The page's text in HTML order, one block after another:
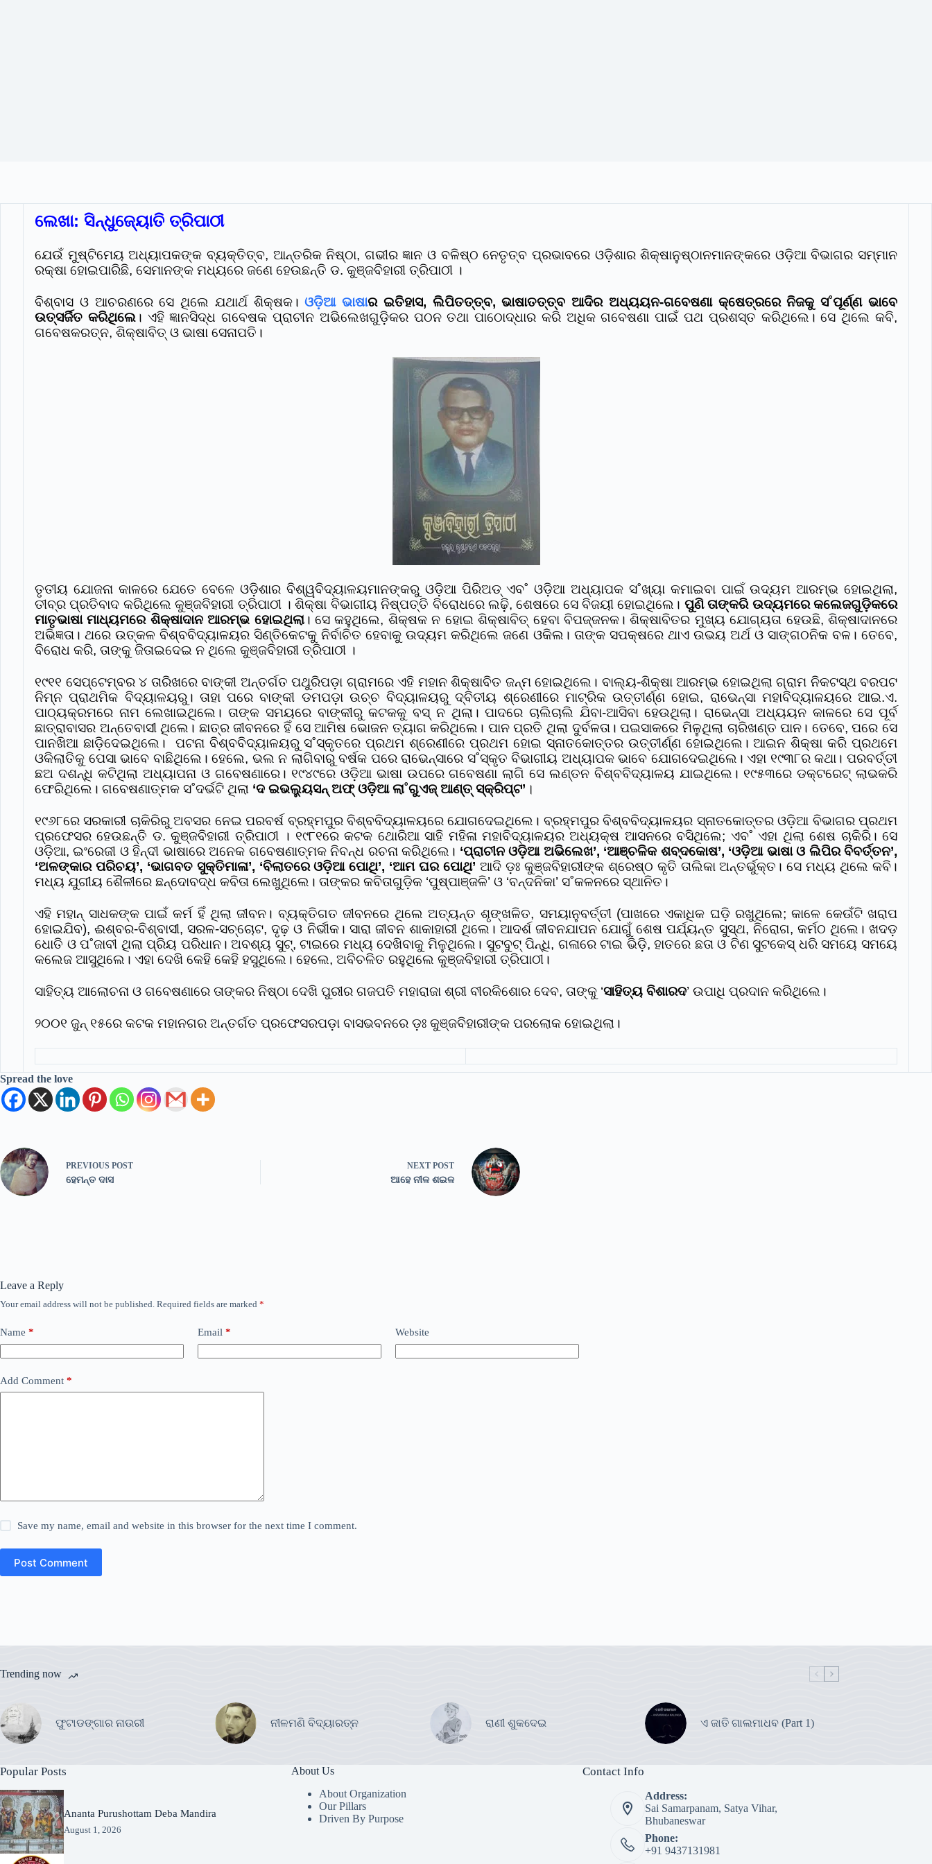
ଲେଖା: ସିନ୍ଧୁଜ୍ୟୋତି ତ୍ରିପାଠୀ
ଯେଉଁ ମୁଷ୍ଟିମେୟ ଅଧ୍ୟାପକଙ୍କ ବ୍ୟକ୍ତିତ୍ବ, ଆନ୍ତରିକ ନିଷ୍ଠା, ଗଭୀର ଜ୍ଞାନ ଓ ବଳିଷ୍ଠ ନେତୃତ୍ବ ପ୍ରଭାବରେ ଓଡ଼ିଶାର ଶିକ୍ଷାନୁଷ୍ଠାନମାନଙ୍କରେ ଓଡ଼ିଆ ବିଭାଗର ସମ୍ମାନ
ରକ୍ଷା ହୋଇପାରିଛି, ସେମାନଙ୍କ ମଧ୍ୟରେ ଜଣେ ହେଉଛନ୍ତି ଡ. କୁଞ୍ଜବିହାରୀ ତ୍ରିପାଠୀ ।
ବିଶ୍ବାସ ଓ ଆଚରଣରେ ସେ ଥିଲେ ଯଥାର୍ଥ ଶିକ୍ଷକ।ଓଡ଼ିଆ ଭାଷାର ଇତିହାସ, ଲିପିତତ୍ତ୍ବ, ଭାଷାତତ୍ତ୍ବ ଆଦିର ଅଧ୍ୟୟନ-ଗବେଷଣା କ୍ଷେତ୍ରରେ ନିଜକୁ ସ˚ପୂର୍ଣ୍ଣ ଭାବେ
ଉତ୍ସର୍ଜିତ କରିଥିଲେ। ଏହି ଜ୍ଞାନସିଦ୍ଧ ଗବେଷକ ପ୍ରାଚୀନ ଅଭିଲେଖଗୁଡ଼ିକର ପଠନ ତଥା ପାଠୋଦ୍ଧାର କରି ଅଧିକ ଗବେଷଣା ପାଇଁ ପଥ ପ୍ରଶସ୍ତ କରିଥିଲେ। ସେ ଥିଲେ କବି,
ଗବେଷକରତ୍ନ, ଶିକ୍ଷାବିତ୍ ଓ ଭାଷା ସେନାପତି।
ତୃତୀୟ ଯୋଜନା କାଳରେ ଯେତେ ବେଳେ ଓଡ଼ିଶାର ବିଶ୍ୱବିଦ୍ୟାଳୟମାନଙ୍କରୁ ଓଡ଼ିଆ ପିରିଅଡ୍‌ ଏବ˚ ଓଡ଼ିଆ ଅଧ୍ୟାପକ ସ˚ଖ୍ୟା କମାଇବା ପାଇଁ ଉଦ୍ୟମ ଆରମ୍ଭ ହୋଇଥିଲା,
ତୀବ୍ର ପ୍ରତିବାଦ କରିଥିଲେ କୁଞ୍ଜବିହାରୀ ତ୍ରିପାଠୀ । ଶିକ୍ଷା ବିଭାଗୀୟ ନିଷ୍ପତ୍ତି ବିରୋଧରେ ଲଢ଼ି, ଶେଷରେ ସେ ବିଜୟୀ ହୋଇଥିଲେ। ପୁଣି ତାଙ୍କରି ଉଦ୍ୟମରେ କଲେଜଗୁଡ଼ିକରେ
ମାତୃଭାଷା ମାଧ୍ୟମରେ ଶିକ୍ଷାଦାନ ଆରମ୍ଭ ହୋଇଥିଲା। ସେ କହୁଥିଲେ, ଶିକ୍ଷକ ନ ହୋଇ ଶିକ୍ଷାବିତ୍‌ ହେବା ବିପଜ୍ଜନକ। ଶିକ୍ଷାବିତର ମୁଖ୍ୟ ଯୋଗ୍ୟତା ହେଉଛି, ଶିକ୍ଷାଦାନରେ
ଅଭିଜ୍ଞତା। ଥରେ ଉତ୍କଳ ବିଶ୍ବବିଦ୍ୟାଳୟର ସିଣ୍ତିକେଟକୁ ନିର୍ବାଚିତ ହେବାକୁ ଉଦ୍ୟମ କରିଥିଲେ ଜଣେ ଓକିଲ। ତାଙ୍କ ସପକ୍ଷରେ ଥାଏ ଉଭୟ ଅର୍ଥ ଓ ସାଙ୍ଗଠନିକ ବଳ। ତେବେ,
ବିରୋଧ କରି, ତାଙ୍କୁ ଜିତାଇଦେଇ ନ ଥିଲେ କୁଞ୍ଜବିହାରୀ ତ୍ରିପାଠୀ ।
୧୯୧୧ ସେପ୍‌ଟେମ୍ବର ୪ ତାରିଖରେ ବାଙ୍କୀ ଅନ୍ତର୍ଗତ ପଥୁରିପଡ଼ା ଗ୍ରାମରେ ଏହି ମହାନ ଶିକ୍ଷାବିତ ଜନ୍ମ ହୋଇଥିଲେ। ବାଲ୍ୟ-ଶିକ୍ଷା ଆରମ୍ଭ ହୋଇଥିଲା ଗ୍ରାମ ନିକଟସ୍ଥ ବରପଟ
ନିମ୍ନ ପ୍ରାଥମିକ ବିଦ୍ୟାଳୟରୁ। ତାହା ପରେ ବାଙ୍କୀ ଡମପଡ଼ା ଉଚ୍ଚ ବିଦ୍ୟାଳୟରୁ ଦ୍ବିତୀୟ ଶ୍ରେଣୀରେ ମାଟ୍ରିକ ଉତ୍ତୀର୍ଣ୍ଣ ହୋଇ, ରାଭେନ୍‌ସା ମହାବିଦ୍ୟାଳୟରେ ଆଇ.ଏ.
ପାଠ୍ୟକ୍ରମରେ ନାମ ଲେଖାଇଥିଲେ। ତାଙ୍କ ସମୟରେ ବାଙ୍କୀରୁ କଟକକୁ ବସ୍‌ ନ ଥିଲା। ପାଦରେ ଚାଲିଚାଲି ଯିବା-ଆସିବା ହେଉଥିଲା। ରାଭେନ୍‌ସା ଅଧ୍ୟୟନ କାଳରେ ସେ ପୂର୍ବ
ଛାତ୍ରାବାସର ଅନ୍ତେବାସୀ ଥିଲେ। ଛାତ୍ର ଜୀବନରେ ହିଁ ସେ ଆମିଷ ଭୋଜନ ତ୍ୟାଗ କରିଥିଲେ। ପାନ ପ୍ରତି ଥିଲା ଦୁର୍ବଳତା। ପଇସାକରେ ମିଳୁଥିଲା ଚାରିଖଣ୍ତ ପାନ। ତେବେ, ପରେ ସେ
ପାନଖିଆ ଛାଡ଼ିଦେଇଥିଲେ। ପଟନା ବିଶ୍ବବିଦ୍ୟାଳୟରୁ ସ˚ସ୍କୃତରେ ପ୍ରଥମ ଶ୍ରେଣୀରେ ପ୍ରଥମ ହୋଇ ସ୍ନାତକୋତ୍ତର ଉତ୍ତୀର୍ଣ୍ଣ ହୋଇଥିଲେ। ଆଇନ ଶିକ୍ଷା କରି ପ୍ରଥମେ
ଓକିଲାତିକୁ ପେସା ଭାବେ ବାଛିଥିଲେ। ହେଲେ, ଭଲ ନ ଲାଗିବାରୁ ବର୍ଷକ ପରେ ରାଭେନ୍‌ସାରେ ସ˚ସ୍କୃତ ବିଭାଗୀୟ ଅଧ୍ୟାପକ ଭାବେ ଯୋଗଦେଇଥିଲେ। ଏହା ୧୯୩୮ର କଥା। ପରବର୍ତ୍ତୀ
ଛଅ ଦଶନ୍ଧି କଟିଥିଲା ଅଧ୍ୟାପନା ଓ ଗବେଷଣାରେ। ୧୯୪୯ରେ ଓଡ଼ିଆ ଭାଷା ଉପରେ ଗବେଷଣା ଲାଗି ସେ ଲଣ୍ତନ ବିଶ୍ବବିଦ୍ୟାଳୟ ଯାଇଥିଲେ। ୧୯୫୩ରେ ଡକ୍‌ଟରେଟ୍‌ ଲାଭକରି
ଫେରିଥିଲେ। ଗବେଷଣାତ୍ମକ ସ˚ଦର୍ଭଟି ଥିଲା ‘ଦ ଇଭଲ୍ୟୁସନ୍‌ ଅଫ୍‌ ଓଡ଼ିଆ ଲା˚ଗୁଏଜ୍‌ ଆଣ୍ତ୍‌ ସ୍କ୍ରିପ୍‌ଟ’ ।
୧୯୬୮ରେ ସରକାରୀ ଚାକିରିରୁ ଅବସର ନେଇ ପରବର୍ଷ ବ୍ରହ୍ମପୁର ବିଶ୍ବବିଦ୍ୟାଳୟରେ ଯୋଗଦେଇଥିଲେ। ବ୍ରହ୍ମପୁର ବିଶ୍ବବିଦ୍ୟାଳୟର ସ୍ନାତକୋତ୍ତର ଓଡ଼ିଆ ବିଭାଗର ପ୍ରଥମ
ପ୍ରଫେସର‌ ହେଉଛନ୍ତି ଡ. କୁଞ୍ଜବିହାରୀ ତ୍ରିପାଠୀ । ୧୯୮୧ରେ କଟକ ଥୋରିଆ ସାହି ମହିଳା ମହାବିଦ୍ୟାଳୟର ଅଧ୍ୟକ୍ଷ ଆସନରେ ବସିଥିଲେ; ଏବ˚ ଏହା ଥିଲା ଶେଷ ଚାକିରି। ସେ
ଓଡ଼ିଆ, ଇଂରେଜୀ ଓ ହିନ୍ଦୀ ଭାଷାରେ ଅନେକ ଗବେଷଣାତ୍ମକ ନିବନ୍ଧ ରଚନା କରିଥିଲେ। ‘ପ୍ରାଚୀନ ଓଡ଼ିଆ ଅଭିଲେଖ’, ‘ଆଞ୍ଚଳିକ ଶବ୍ଦକୋଷ’, ‘ଓଡ଼ିଆ ଭାଷା ଓ ଲିପିର ବିବର୍ତ୍ତନ’,
‘ଅଳଙ୍କାର ପରିଚୟ’, ‘ଭାଗବତ ସୁକ୍ତିମାଳା’, ‘ବିଲାତରେ ଓଡ଼ିଆ ପୋଥି’, ‘ଆମ ଘର ପୋଥି’ ଆଦି ଡ଼ଃ କୁଞ୍ଜବିହାରୀଙ୍କ ଶ୍ରେଷ୍ଠ କୃତି ତାଲିକା ଅନ୍ତର୍ଭୁକ୍ତ। ସେ ମଧ୍ୟ ଥିଲେ କବି।
ମଧ୍ୟ ଯୁଗୀୟ ଶୈଳୀରେ ଛନ୍ଦୋବଦ୍ଧ କବିତା ଲେଖୁଥିଲେ। ତାଙ୍କର କବିତାଗୁଡ଼ିକ ‘ପୁଷ୍ପାଞ୍ଜଳି’ ଓ ‘ବନ୍ଦନିକା’ ସ˚କଳନରେ ସ୍ଥାନିତ।
ଏହି ମହାନ୍ ସାଧକଙ୍କ ପାଇଁ କର୍ମ ହିଁ ଥିଲା ଜୀବନ। ବ୍ୟକ୍ତିଗତ ଜୀବନରେ ଥିଲେ ଅତ୍ୟନ୍ତ ଶୃଙ୍ଖଳିତ, ସମୟାନୁବର୍ତ୍ତୀ (ପାଖରେ ଏକାଧିକ ଘଡ଼ି ରଖୁଥିଲେ; କାଳେ କେଉଁଟି ଖରାପ
ହୋଇଯିବ), ଈଶ୍ବର-ବିଶ୍ବାସୀ, ସରଳ-ସଚ୍ଚୋଟ, ଦୃଢ଼ ଓ ନିର୍ଭୀକ। ସାରା ଜୀବନ ଶାକାହାରୀ ଥିଲେ। ଆଦର୍ଶ ଜୀବନଯାପନ ଯୋଗୁଁ ଶେଷ ପର୍ଯ୍ୟନ୍ତ ସୁସ୍ଥ, ନିରୋଗ, କର୍ମଠ ଥିଲେ। ଖଦଡ଼
ଧୋତି ଓ ପ˚ଜାବୀ ଥିଲା ପ୍ରିୟ ପରିଧାନ। ଅବଶ୍ୟ ସୁଟ୍‌, ଟାଇରେ ମଧ୍ୟ ଦେଖିବାକୁ ମିଳୁଥିଲେ। ସୁଟବୁଟ୍‌ ପିନ୍ଧି, ଗଳାରେ ଟାଇ ଭିଡ଼ି, ହାତରେ ଛତା ଓ ଟିଣ ସୁଟକେସ୍‌ ଧରି ସମୟେ ସମୟେ
କଲେଜ ଆସୁଥିଲେ। ଏହା ଦେଖି କେହି କେହି ହସୁଥିଲେ। ହେଲେ, ଅବିଚଳିତ ରହୁଥିଲେ କୁଞ୍ଜବିହାରୀ ତ୍ରିପାଠୀ।
ସାହିତ୍ୟ ଆଲୋଚନା ଓ ଗବେଷଣାରେ ତାଙ୍କର ନିଷ୍ଠା ଦେଖି ପୁରୀର ଗଜପତି ମହାରାଜା ଶ୍ରୀ ବୀରକିଶୋର ଦେବ, ତାଙ୍କୁ ‘ସାହିତ୍ୟ ବିଶାରଦ’ ଉପାଧି ପ୍ରଦାନ କରିଥିଲେ।
୨୦୦୧ ଜୁନ୍‌ ୧୫ରେ କଟକ ମହାନଗର ଅନ୍ତର୍ଗତ ପ୍ରଫେସର‌ପଡ଼ା ବାସଭବନରେ ଡ଼ଃ କୁଞ୍ଜବିହାରୀଙ୍କ ପରଲୋକ ହୋଇଥିଲା।
Spread the love
PREVIOUS POST
ହେମନ୍ତ ଦାସ
NEXT POST
ଆହେ ନୀଳ ଶଇଳ
Leave a Reply
Your email address will not be published. Required fields are marked *
Name * Email * Website
Add Comment *
Save my name, email and website in this browser for the next time I comment.
Post Comment
Trending now
ଫୁଟାଡଙ୍ଗାର ନାଉରୀ ନୀଳମଣି ବିଦ୍ୟାରତ୍ନ ରାଣୀ ଶୁକଦେଇ ଏ ଜାତି ଗାଲମାଧବ (Part 1)
Popular Posts
Ananta Purushottam Deba Mandira
August 1, 2026
About Us
About Organization
Our Pillars
Driven By Purpose​
Contact Info
Address:
Sai Samarpanam, Satya Vihar,
Bhubaneswar
Phone:
+91 9437131981